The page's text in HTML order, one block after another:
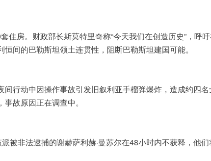
住房。财政部长斯莫特里奇称“今天我们在创造历史”，呼
间的巴勒斯坦领土连贯性，阻断巴勒斯坦建国可能。
行动中因操作事故引发旧叙利亚手榴弹爆炸，造成约四
故原因正在调查中。
被非法逮捕的谢赫萨利赫·曼苏尔在48小时内不获释，他